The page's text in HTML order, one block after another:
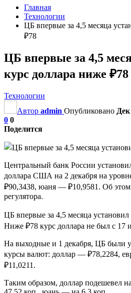
Главная
Технологии
ЦБ впервые за 4,5 месяца
₽78
ЦБ впервые за 4,5
курс доллара ниже ₽78
Технологии
Автор admin Опубликовано
0 0
Поделится
Центральный банк России
доллара США на 2 декабря на
₽90,3438, юаня — ₽10,9581. Об этом
регулятора.
ЦБ впервые за 4,5 месяца
Ниже ₽78 курс доллара не был с 17
На выходные и 1 декабря, ЦБ были
курсы валют: доллар — ₽78,2284,
₽11,0211.
Таким образом, доллар подешевел